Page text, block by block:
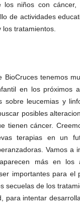
niños con
de actividades
tratamientos.
tenemos
en los próximos
sobre leucemias y
posibles
tienen cáncer.
terapias en un
Vamos a
más en los
importantes para el
secuelas de los
para intentar